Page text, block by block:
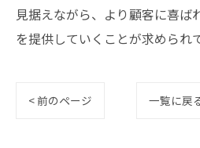
見据えながら、より顧客に喜ば
を提供していくことが求められ
< 前のページ 一覧に戻